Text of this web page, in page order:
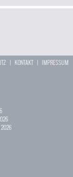
| KONTAKT| IMPRESSUM
2026